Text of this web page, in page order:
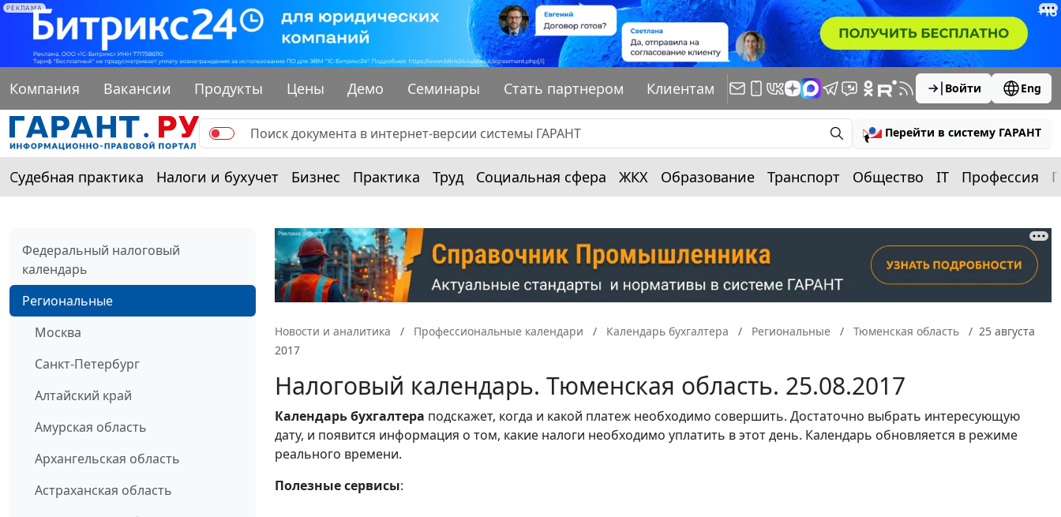
РЕКЛАМА
Компания Вакансии Продукты Цены Демо Семинары Стать партнером Клиентам Войти Eng
Перейти в систему ГАРАНТ
Судебная практика Налоги и бухучет Бизнес Практика Труд Социальная сфера ЖКХ Образование Транспорт Общество IT Профессия
Федеральный налоговый
календарь
Региональные
Москва
Санкт-Петербург
Алтайский край
Амурская область
Архангельская область
Астраханская область
Новости и аналитика Профессиональные календари Календарь бухгалтера Региональные Тюменская область
25 августа
2017
Налоговый календарь. Тюменская область. 25.08.2017
Календарьбухгалтера подскажет, когда и какой платеж необходимо совершить. Достаточно выбрать интересующую
дату, и появится информация о том, какие налоги необходимо уплатить в этот день. Календарь обновляется в режиме
реального времени.
Полезные сервисы: